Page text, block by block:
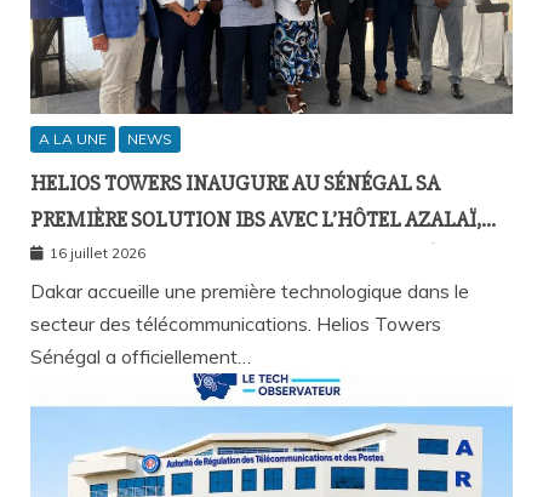
A LA UNE NEWS
HELIOS TOWERS INAUGURE AU SÉNÉGAL SA
PREMIÈRE SOLUTION IBS AVEC L’HÔTEL AZALAÏ,
NOUVEAU STANDARD DE LA CONNECTIVITÉ
MOBILE À L’INTÉRIEUR DES BÂTIMENTS
16 juillet 2026
Dakar accueille une première technologique dans le
secteur des télécommunications. Helios Towers
Sénégal a officiellement…